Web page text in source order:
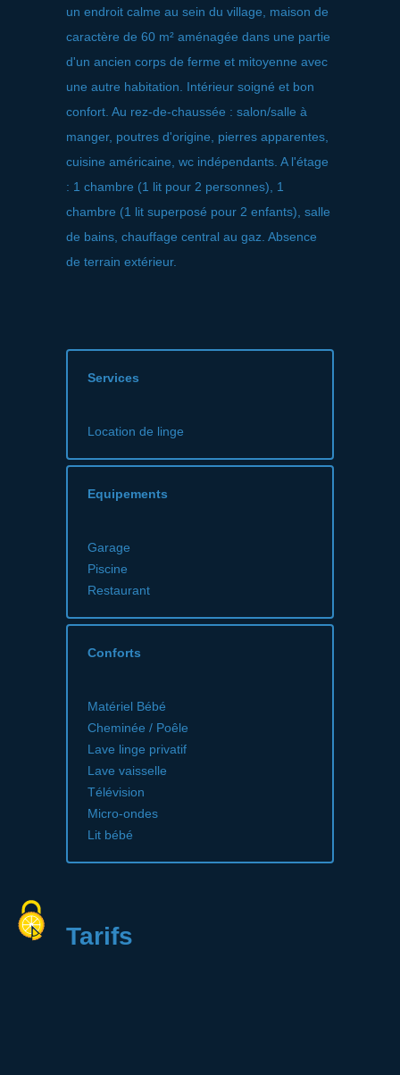
un endroit calme au sein du village, maison de
caractère de 60 m² aménagée dans une partie
d'un ancien corps de ferme et mitoyenne avec
une autre habitation. Intérieur soigné et bon
confort. Au rez-de-chaussée : salon/salle à
manger, poutres d'origine, pierres apparentes,
cuisine américaine, wc indépendants. A l'étage
: 1 chambre (1 lit pour 2 personnes), 1
chambre (1 lit superposé pour 2 enfants), salle
de bains, chauffage central au gaz. Absence
de terrain extérieur.
Services
Location de linge
Equipements
Garage
Piscine
Restaurant
Conforts
Matériel Bébé
Cheminée / Poêle
Lave linge privatif
Lave vaisselle
Télévision
Micro-ondes
Lit bébé
Tarifs